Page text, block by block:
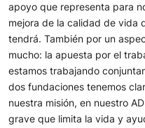
apoyo que representa para
mejora de la calidad de vida
tendrá. También por un
mucho: la apuesta por el
estamos trabajando
dos fundaciones tenemos
nuestra misión, en nuestro
grave que limita la vida y